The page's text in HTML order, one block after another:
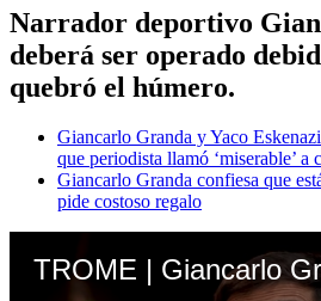
Narrador deportivo
deberá ser operado
quebró el húmero.
Giancarlo Granda y Yaco
que periodista llamó ‘miserable’
Giancarlo Granda confiesa que
pide costoso regalo